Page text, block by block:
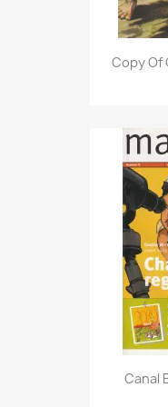
Copy Of
Canal